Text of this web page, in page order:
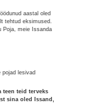
aastal oled
tehtud eksimused.
Poja, meie Issanda
pojad lesivad
teen teid terveks
sina oled Issand,